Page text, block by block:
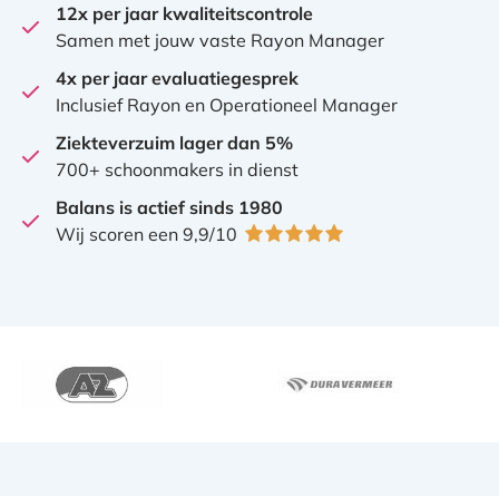
12x per jaar kwaliteitscontrole
Samen met jouw vaste Rayon Manager
4x per jaar evaluatiegesprek
Inclusief Rayon en Operationeel Manager
Ziekteverzuim lager dan 5%
700+ schoonmakers in dienst
Balans is actief sinds 1980
Wij scoren een 9,9/10